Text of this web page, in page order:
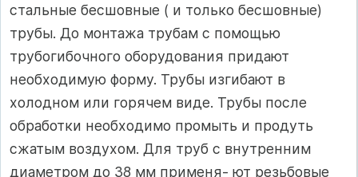
стальные бесшовные ( и только бесшовные)
трубы. До монтажа трубам с помощью
трубогибочного оборудования придают
необходимую форму. Трубы изгибают в
холодном или горячем виде. Трубы после
обработки необходимо промыть и продуть
сжатым воздухом. Для труб с внутренним
диаметром до 38 мм применя- ют резьбовые